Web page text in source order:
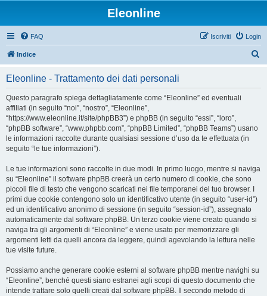
Eleonline
FAQ Login
Iscriviti
Indice
Eleonline - Trattamento dei dati personali
Questo paragrafo spiega dettagliatamente come “Eleonline” ed eventuali
affiliati (in seguito “noi”, “nostro”, “Eleonline”,
“https://www.eleonline.it/site/phpBB3”) e phpBB (in seguito “essi”, “loro”,
“phpBB software”, “www.phpbb.com”, “phpBB Limited”, “phpBB Teams”) usano
le informazioni raccolte durante qualsiasi sessione d’uso da te effettuata (in
seguito “le tue informazioni”).
Le tue informazioni sono raccolte in due modi. In primo luogo, mentre si naviga
su “Eleonline” il software phpBB creerà un certo numero di cookie, che sono
piccoli file di testo che vengono scaricati nei file temporanei del tuo browser. I
primi due cookie contengono solo un identificativo utente (in seguito “user-id”)
ed un identificativo anonimo di sessione (in seguito “session-id”), assegnato
automaticamente dal software phpBB. Un terzo cookie viene creato quando si
naviga tra gli argomenti di “Eleonline” e viene usato per memorizzare gli
argomenti letti da quelli ancora da leggere, quindi agevolando la lettura nelle
tue visite future.
Possiamo anche generare cookie esterni al software phpBB mentre navighi su
“Eleonline”, benché questi siano estranei agli scopi di questo documento che
intende trattare solo quelli creati dal software phpBB. Il secondo metodo di